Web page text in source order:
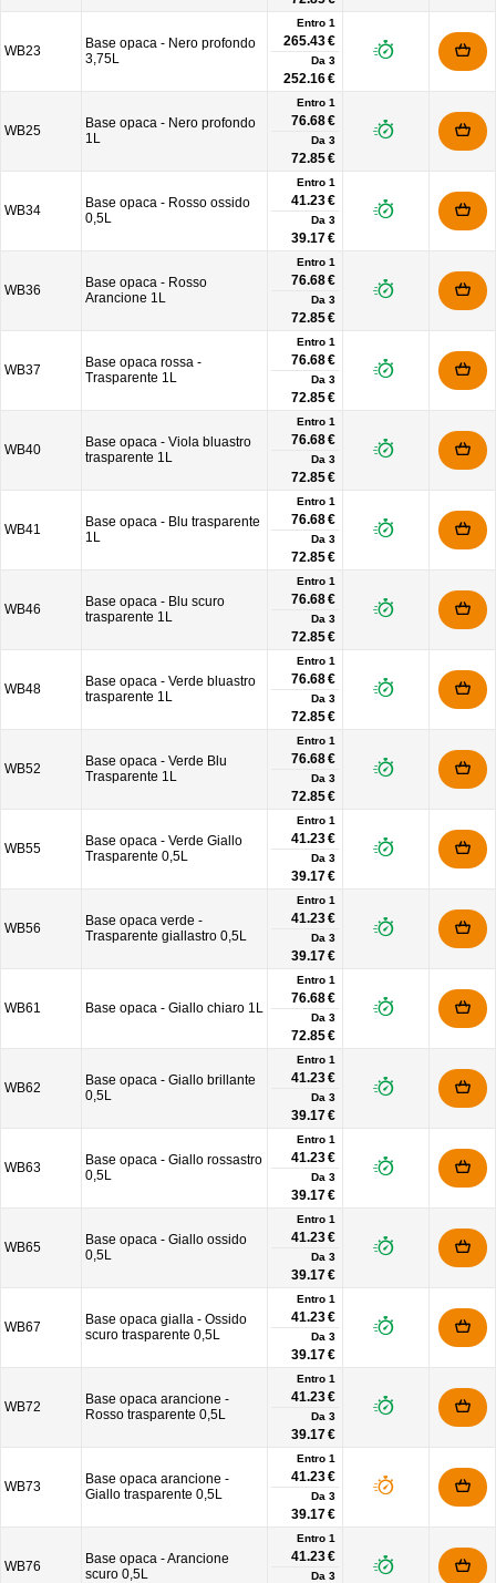
WB23
Base opaca - Nero profondo
3,75L
Entro 1
265.43 €
Da 3
252.16 €
WB25
Base opaca - Nero profondo
1L
Entro 1
76.68 €
Da 3
72.85 €
WB34
Base opaca - Rosso ossido
0,5L
Entro 1
41.23 €
Da 3
39.17 €
WB36
Base opaca - Rosso
Arancione 1L
Entro 1
76.68 €
Da 3
72.85 €
WB37
Base opaca rossa -
Trasparente 1L
Entro 1
76.68 €
Da 3
72.85 €
WB40
Base opaca - Viola bluastro
trasparente 1L
Entro 1
76.68 €
Da 3
72.85 €
WB41
Base opaca - Blu trasparente
1L
Entro 1
76.68 €
Da 3
72.85 €
WB46
Base opaca - Blu scuro
trasparente 1L
Entro 1
76.68 €
Da 3
72.85 €
WB48
Base opaca - Verde bluastro
trasparente 1L
Entro 1
76.68 €
Da 3
72.85 €
WB52
Base opaca - Verde Blu
Trasparente 1L
Entro 1
76.68 €
Da 3
72.85 €
WB55
Base opaca - Verde Giallo
Trasparente 0,5L
Entro 1
41.23 €
Da 3
39.17 €
WB56
Base opaca verde -
Trasparente giallastro 0,5L
Entro 1
41.23 €
Da 3
39.17 €
WB61 Base opaca - Giallo chiaro 1L
Entro 1
76.68 €
Da 3
72.85 €
WB62
Base opaca - Giallo brillante
0,5L
Entro 1
41.23 €
Da 3
39.17 €
WB63
Base opaca - Giallo rossastro
0,5L
Entro 1
41.23 €
Da 3
39.17 €
WB65
Base opaca - Giallo ossido
0,5L
Entro 1
41.23 €
Da 3
39.17 €
WB67
Base opaca gialla - Ossido
scuro trasparente 0,5L
Entro 1
41.23 €
Da 3
39.17 €
WB72
Base opaca arancione -
Rosso trasparente 0,5L
Entro 1
41.23 €
Da 3
39.17 €
WB73
Base opaca arancione -
Giallo trasparente 0,5L
Entro 1
41.23 €
Da 3
39.17 €
WB76
Base opaca - Arancione
scuro 0,5L
Entro 1
41.23 €
Da 3